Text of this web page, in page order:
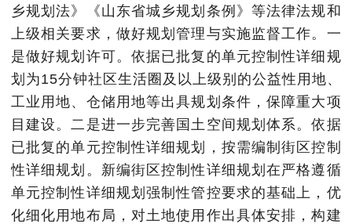
乡规划法》《山东省城乡规划条例》等法律法规和
上级相关要求，做好规划管理与实施监督工作。一
是做好规划许可。依据已批复的单元控制性详细规
划为15分钟社区生活圈及以上级别的公益性用地、
工业用地、仓储用地等出具规划条件，保障重大项
目建设。二是进一步完善国土空间规划体系。依据
已批复的单元控制性详细规划，按需编制街区控制
性详细规划。新编街区控制性详细规划在严格遵循
单元控制性详细规划强制性管控要求的基础上，优
化细化用地布局，对土地使用作出具体安排，构建